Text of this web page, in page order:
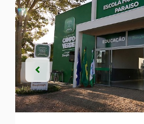
Anterior
Anterior